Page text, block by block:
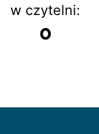
w czytelni:
0